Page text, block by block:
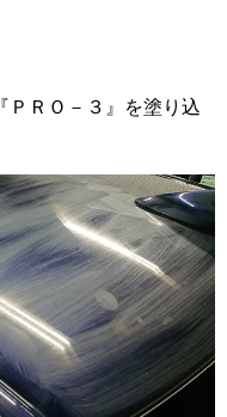
ＰＲＯ－３』を塗り込